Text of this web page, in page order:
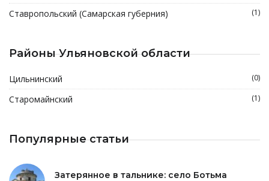
Ставропольский (Самарская губерния) (1)
Районы Ульяновской области
Цильнинский (0)
Старомайнский (1)
Популярные статьи
Затерянное в тальнике: село Ботьма